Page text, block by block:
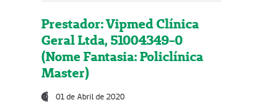
Prestador: Vipmed Clínica
Geral Ltda, 51004349-0
(Nome Fantasia: Policlínica
Master)
01 de Abril de 2020